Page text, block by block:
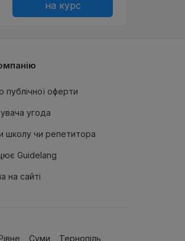
на курс
публічної оферти
угода
школу чи репетитора
Guidelang
на сайтi
Суми Тернопiль